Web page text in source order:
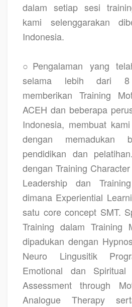
dalam setiap sesi
kami selenggarakan
Indonesia.
○Pengalaman yang
selama lebih dari
memberikan Training
ACEH dan beberapa
Indonesia, membuat
dengan memadukan
pendidikan dan pelatihan.
dengan Training
Leadership dan
dimana Experiential
satu core concept SMT.
Training dalam Training
dipadukan dengan
Neuro Lingusitik
Emotional dan Spiritual
Assessment through
Analogue Therapy